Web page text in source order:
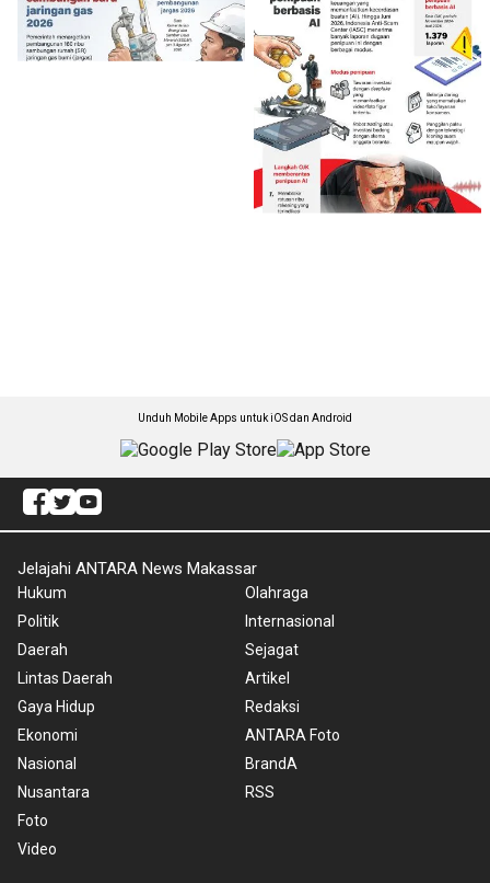
Unduh Mobile Apps untuk iOS dan Android
Jelajahi ANTARA News Makassar
Hukum
Politik
Daerah
Lintas Daerah
Gaya Hidup
Ekonomi
Nasional
Nusantara
Foto
Video
Olahraga
Internasional
Sejagat
Artikel
Redaksi
ANTARA Foto
BrandA
RSS